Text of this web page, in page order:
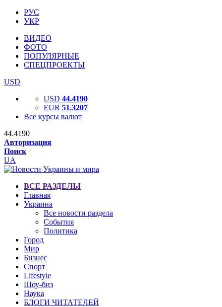
РУС
УКР
ВИДЕО
ФОТО
ПОПУЛЯРНЫЕ
СПЕЦПРОЕКТЫ
USD
USD 44.4190
EUR 51.3207
Все курсы валют
44.4190
Авторизация
Поиск
UA
ВСЕ РАЗДЕЛЫ
Главная
Украина
Все новости раздела
События
Политика
Город
Мир
Бизнес
Спорт
Lifestyle
Шоу-биз
Наука
БЛОГИ ЧИТАТЕЛЕЙ